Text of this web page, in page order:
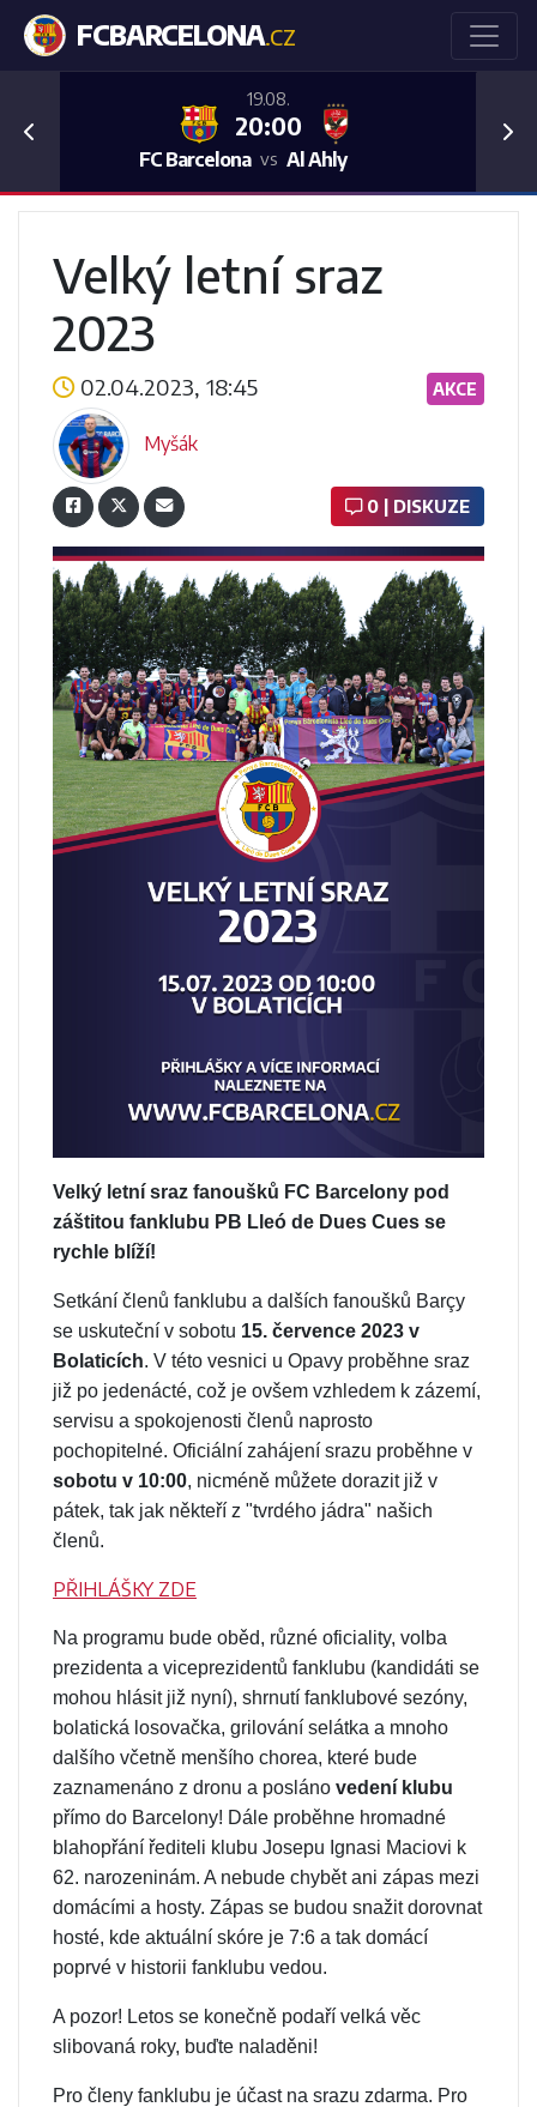
FCBARCELONA.CZ
19.08.
20:00
FC Barcelona vs Al Ahly
Previous
Velký letní sraz
2023
02.04.2023, 18:45 AKCE
Myšák
0 | DISKUZE
Velký letní sraz fanoušků FC Barcelony pod
záštitou fanklubu PB Lleó de Dues Cues se
rychle blíží!
Setkání členů fanklubu a dalších fanoušků Barçy
se uskuteční v sobotu 15. července 2023 v
Bolaticích. V této vesnici u Opavy proběhne sraz
již po jedenácté, což je ovšem vzhledem k zázemí,
servisu a spokojenosti členů naprosto
pochopitelné. Oficiální zahájení srazu proběhne v
sobotu v 10:00, nicméně můžete dorazit již v
pátek, tak jak někteří z "tvrdého jádra" našich
členů.
PŘIHLÁŠKY ZDE
Na programu bude oběd, různé oficiality, volba
prezidenta a viceprezidentů fanklubu (kandidáti se
mohou hlásit již nyní), shrnutí fanklubové sezóny,
bolatická losovačka, grilování selátka a mnoho
dalšího včetně menšího chorea, které bude
zaznamenáno z dronu a posláno vedení klubu
přímo do Barcelony! Dále proběhne hromadné
blahopřání řediteli klubu Josepu Ignasi Maciovi k
62. narozeninám. A nebude chybět ani zápas mezi
domácími a hosty. Zápas se budou snažit dorovnat
hosté, kde aktuální skóre je 7:6 a tak domácí
poprvé v historii fanklubu vedou.
A pozor! Letos se konečně podaří velká věc
slibovaná roky, buďte naladěni!
Pro členy fanklubu je účast na srazu zdarma. Pro